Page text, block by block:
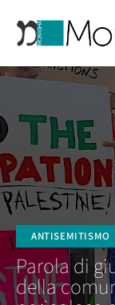
ANTISEMITISMO
Parola di
della